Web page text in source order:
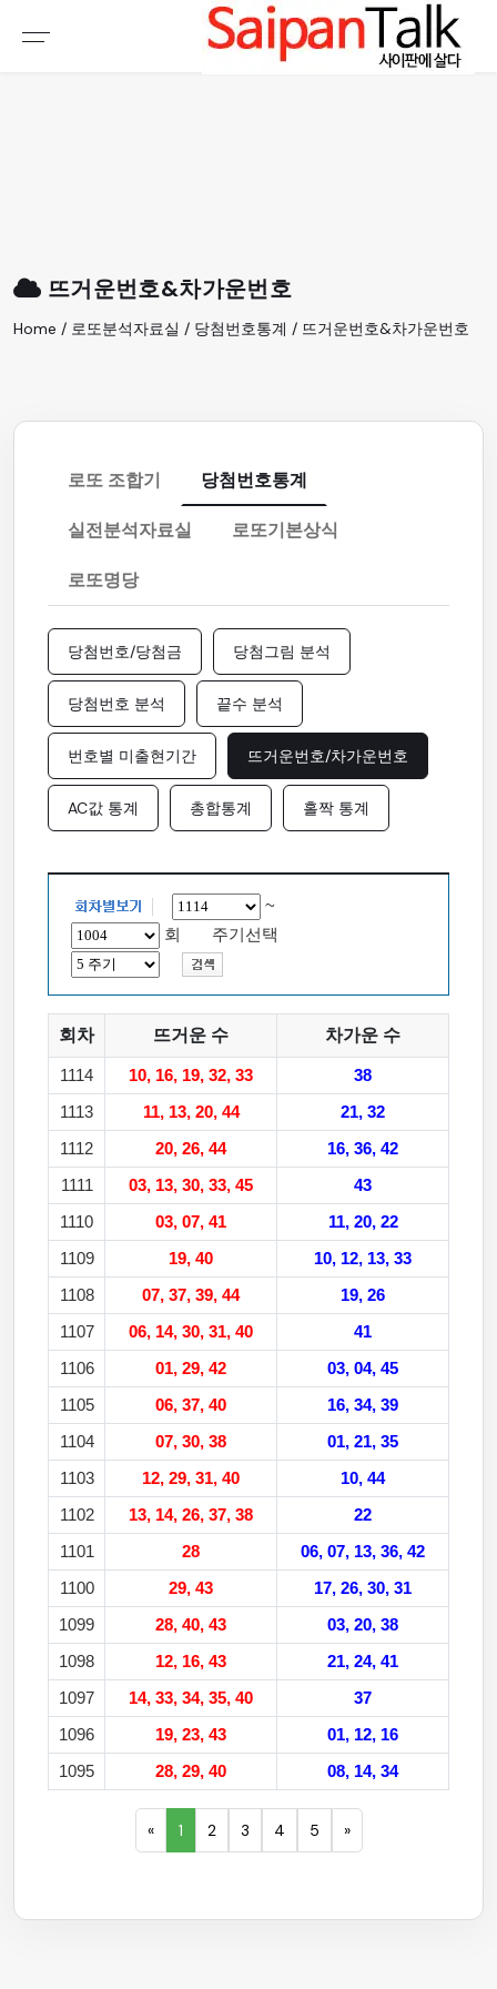
뜨거운번호&차가운번호
Home / 로또분석자료실 / 당첨번호통계 / 뜨거운번호&차가운번호
로또 조합기
당첨번호통계
실전분석자료실
로또기본상식
로또명당
당첨번호/당첨금 당첨그림 분석
당첨번호 분석 끝수 분석
번호별 미출현기간 뜨거운번호/차가운번호
AC값 통계 총합통계 홀짝 통계
~
회 주기선택
회차 뜨거운 수 차가운 수
1114 10, 16, 19, 32, 33 38
1113 11, 13, 20, 44 21, 32
1112 20, 26, 44 16, 36, 42
1111 03, 13, 30, 33, 45 43
1110 03, 07, 41 11, 20, 22
1109 19, 40 10, 12, 13, 33
1108 07, 37, 39, 44 19, 26
1107 06, 14, 30, 31, 40 41
1106 01, 29, 42 03, 04, 45
1105 06, 37, 40 16, 34, 39
1104 07, 30, 38 01, 21, 35
1103 12, 29, 31, 40 10, 44
1102 13, 14, 26, 37, 38 22
1101 28 06, 07, 13, 36, 42
1100 29, 43 17, 26, 30, 31
1099 28, 40, 43 03, 20, 38
1098 12, 16, 43 21, 24, 41
1097 14, 33, 34, 35, 40 37
1096 19, 23, 43 01, 12, 16
1095 28, 29, 40 08, 14, 34
« 1 2 3 4 5 »
여행정보
생활정보
갤러리 & 동영상